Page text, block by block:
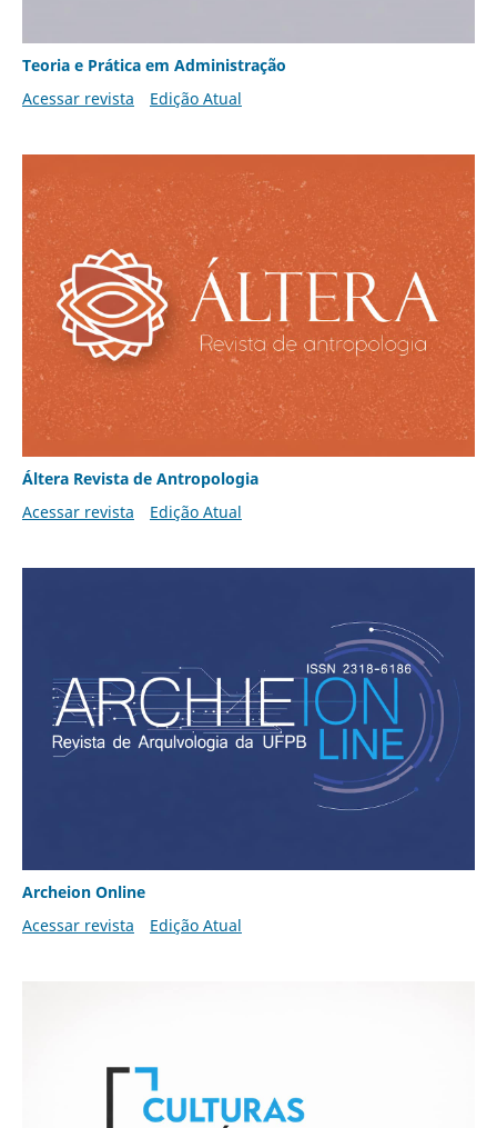
Teoria e Prática em Administração
Acessar revista
Edição Atual
Áltera Revista de Antropologia
Acessar revista
Edição Atual
Archeion Online
Acessar revista
Edição Atual